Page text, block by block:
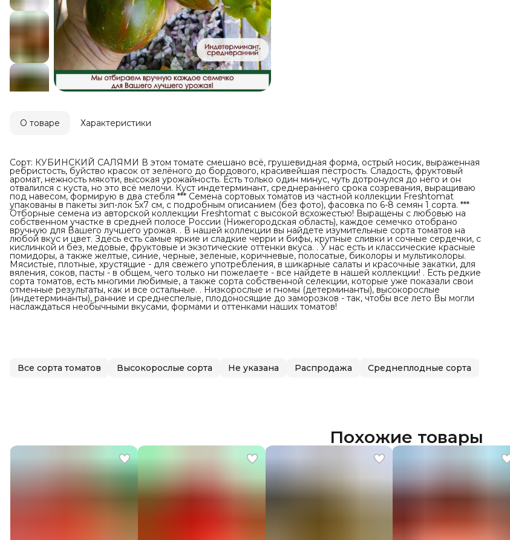
О товаре Характеристики
Сорт: КУБИНСКИЙ САЛЯМИ В этом томате смешано всё, грушевидная форма, острый носик, выраженная
ребристость, буйство красок от зелёного до бордового, красивейшая пёстрость. Сладость, фруктовый
аромат, нежность мякоти, высокая урожайность. Есть только один минус, чуть дотронулся до него и он
отвалился с куста, но это всё мелочи. Куст индетерминант, среднераннего срока созревания, выращиваю
под навесом, формирую в два стебля *** Семена сортовых томатов из частной коллекции Freshtomat
упакованы в пакеты зип-лок 5х7 см, с подробным описанием (без фото), фасовка по 6-8 семян 1 сорта. ***
Отборные семена из авторской коллекции Freshtomat с высокой всхожестью! Выращены с любовью на
собственном участке в средней полосе России (Нижегородская область), каждое семечко отобрано
вручную для Вашего лучшего урожая. . В нашей коллекции вы найдете изумительные сорта томатов на
любой вкус и цвет. Здесь есть самые яркие и сладкие черри и бифы, крупные сливки и сочные сердечки, с
кислинкой и без, медовые, фруктовые и экзотические оттенки вкуса. . У нас есть и классические красные
помидоры, а также желтые, синие, черные, зеленые, коричневые, полосатые, биколоры и мультиколоры.
Мясистые, плотные, хрустящие - для свежего употребления, в шикарные салаты и красочные закатки, для
вяления, соков, пасты - в общем, чего только ни пожелаете - все найдете в нашей коллекции! . Есть редкие
сорта томатов, есть многими любимые, а также сорта собственной селекции, которые уже показали свои
отменные результаты, как и все остальные. . Низкорослые и гномы (детерминанты), высокорослые
(индетерминанты), ранние и среднеспелые, плодоносящие до заморозков - так, чтобы все лето Вы могли
наслаждаться необычными вкусами, формами и оттенками наших томатов!
Все сорта томатов Высокорослые сорта Не указана Распродажа Среднеплодные сорта
Похожие товары